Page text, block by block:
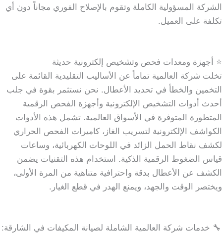
الشركة المسؤولية الكاملة وتقوم بالإصلاح الفوري مجاناً دون أي
تكلفة على العميل.
⭐ أجهزة ومعدات فحص وتشخيص إلكترونية حديثة
تخلت شركة العالمية تماماً عن الأساليب التقليدية القائمة على
التخمين والخطأ في تحديد الأعطال. نحن نستثمر بقوة في جلب
أحدث أدوات التشخيص الإلكترونية وأجهزة الفحص الرقمية
المتطورة المتوفرة في الأسواق العالمية. تشمل هذه الأدوات
الكواشف الإلكترونية لتسريب الغاز، كاميرات الفحص الحراري
لكشف نقاط الحمل الزائد في اللوحات الكهربائية، وساعات
قياس الضغوط الرقمية الذكية. استخدام هذه التقنيات يضمن
الكشف عن الأعطال بدقة واحترافية متناهية من المرة الأولى،
ويختصر الوقت والجهد، ويمنع الهدر في قطع الغيار.
🔧 خدمات شركة العالمية الشاملة لصيانة المكيفات في الشارقة: